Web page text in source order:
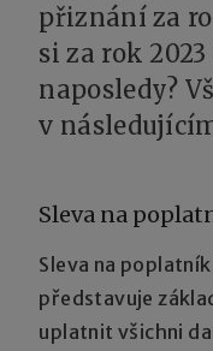
přiznání za
si za rok
naposledy?
v
Sleva na
Sleva na
představuje
uplatnit všichni